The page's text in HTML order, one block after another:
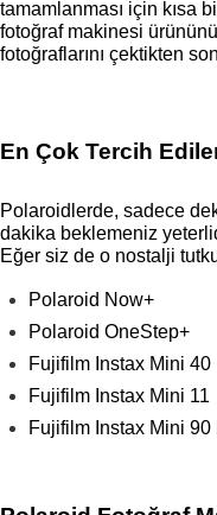
tamamlanması için kısa
fotoğraf makinesi
fotoğraflarını çektikten
En Çok Tercih
Polaroidlerde, sadece
dakika beklemeniz
Eğer siz de o nostalji
Polaroid Now+
Polaroid OneStep+
Fujifilm Instax Mini 40
Fujifilm Instax Mini 11
Fujifilm Instax Mini